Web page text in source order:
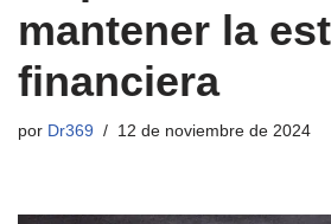
mantener la
financiera
por Dr369 12 de noviembre de 2024